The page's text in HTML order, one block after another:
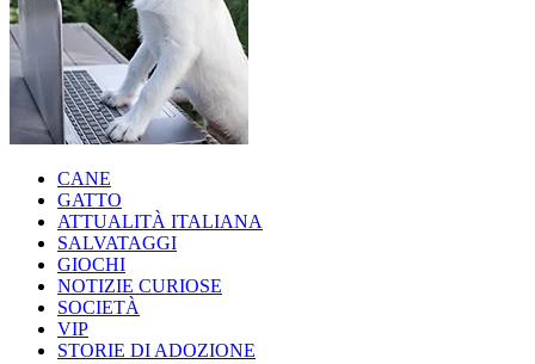
CANE
GATTO
ATTUALITÀ ITALIANA
SALVATAGGI
GIOCHI
NOTIZIE CURIOSE
SOCIETÀ
VIP
STORIE DI ADOZIONE